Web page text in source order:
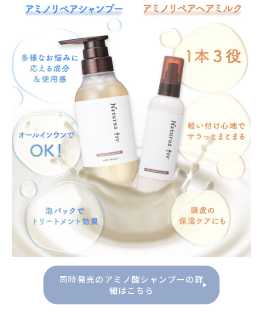
同時発売のアミノ酸シャンプーの詳
細はこちら